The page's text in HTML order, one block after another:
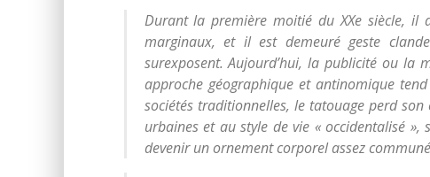
Durant la première moitié du XXe siècle, il
marginaux, et il est demeuré geste
surexposent. Aujourd’hui, la publicité ou la
approche géographique et antinomique
sociétés traditionnelles, le tatouage perd
urbaines et au style de vie « occidentalisé »,
devenir un ornement corporel assez